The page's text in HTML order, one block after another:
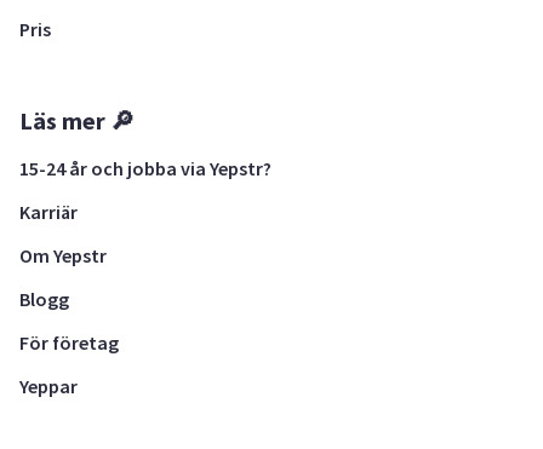
Pris
Läs mer 🔎
15-24 år och jobba via Yepstr?
Karriär
Om Yepstr
Blogg
För företag
Yeppar